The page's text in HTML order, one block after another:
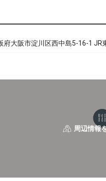
府大阪市淀川区西中島5-16-1 JR